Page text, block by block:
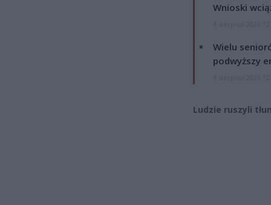
Wnioski
Wielu
podwyższy
Ludzie ruszyli